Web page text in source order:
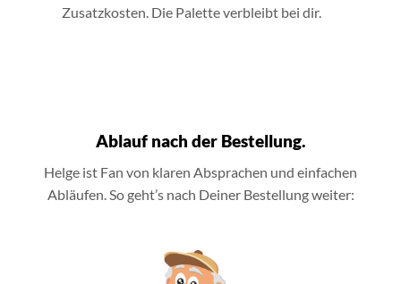
Zusatzkosten. Die Palette verbleibt bei dir.
Ablauf nach der Bestellung.
Helge ist Fan von klaren Absprachen und einfachen
Abläufen. So geht’s nach Deiner Bestellung weiter: